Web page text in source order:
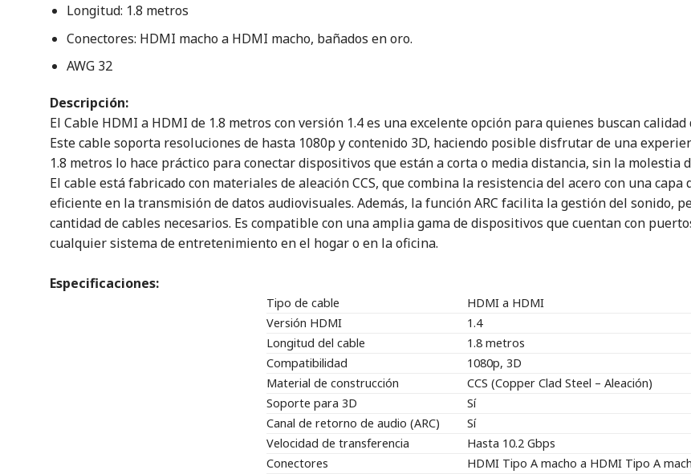
Longitud: 1.8 metros
Conectores: HDMI macho a HDMI macho, bañados en oro.
AWG 32
Descripción:
El Cable HDMI a HDMI de 1.8 metros con versión 1.4 es una excelente opción para quienes buscan
Este cable soporta resoluciones de hasta 1080p y contenido 3D, haciendo posible disfrutar de una
1.8 metros lo hace práctico para conectar dispositivos que están a corta o media distancia, sin la molestia
El cable está fabricado con materiales de aleación CCS, que combina la resistencia del acero con una
eficiente en la transmisión de datos audiovisuales. Además, la función ARC facilita la gestión del sonido,
cantidad de cables necesarios. Es compatible con una amplia gama de dispositivos que cuentan con
cualquier sistema de entretenimiento en el hogar o en la oficina.
Especificaciones:
Tipo de cable
HDMI a HDMI
Versión HDMI
1.4
Longitud del cable
1.8 metros
Compatibilidad
1080p, 3D
Material de construcción
CCS (Copper Clad Steel – Aleación)
Soporte para 3D
Sí
Canal de retorno de audio (ARC)
Sí
Velocidad de transferencia
Hasta 10.2 Gbps
Conectores
HDMI Tipo A macho a HDMI Tipo A